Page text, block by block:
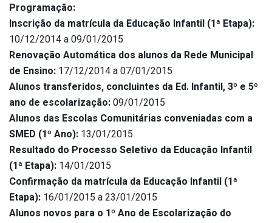
Programação:
Inscrição da matrícula da Educação Infantil (1ª Etapa):
10/12/2014 a 09/01/2015
Renovação Automática dos alunos da Rede Municipal
de Ensino: 17/12/2014 a 07/01/2015
Alunos transferidos, concluintes da Ed. Infantil, 3º e 5º
ano de escolarização:09/01/2015
Alunos das Escolas Comunitárias conveniadas com a
SMED (1º Ano): 13/01/2015
Resultado do Processo Seletivo da Educação Infantil
(1ª Etapa): 14/01/2015
Confirmação da matrícula da Educação Infantil (1ª
Etapa): 16/01/2015 a 23/01/2015
Alunos novos para o 1º Ano de Escolarização do